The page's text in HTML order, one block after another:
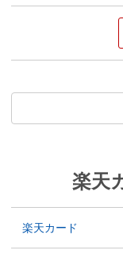
楽天
楽天カード